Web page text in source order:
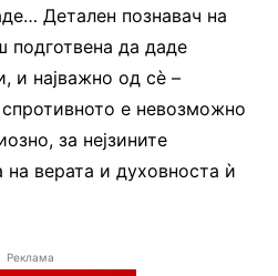
Детален познавач на
подготвена да даде
и најважно од сè –
е невозможно
за нејзините
верата и духовноста ѝ
Реклама